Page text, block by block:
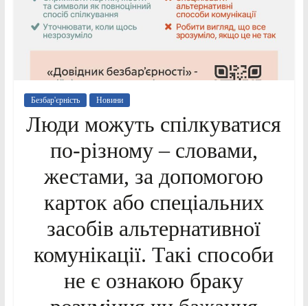
Безбар'єрність Новини
Люди можуть спілкуватися
по-різному – словами,
жестами, за допомогою
карток або спеціальних
засобів альтернативної
комунікації. Такі способи
не є ознакою браку